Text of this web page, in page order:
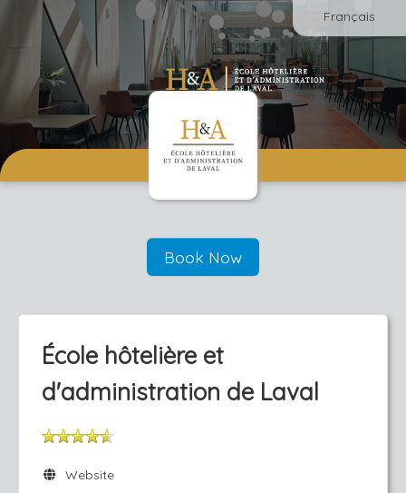
Français
Book Now
École hôtelière et
d'administration de Laval
Website